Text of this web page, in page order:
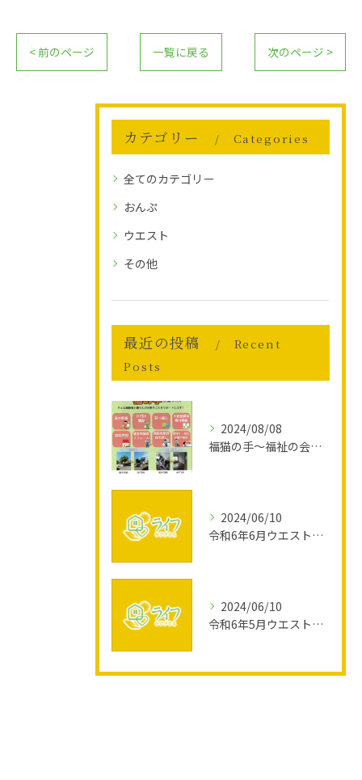
< 前のページ 一覧に戻る 次のページ >
カテゴリー Categories
全てのカテゴリー
おんぷ
ウエスト
その他
最近の投稿
Recent
Posts
2024/08/08
福猫の手～福祉の会社が、猫の手も借りたい高齢者のお困りごとをサポートします～
2024/06/10
令和6年6月ウエスト活動報告
2024/06/10
令和6年5月ウエスト活動報告
お問い合わせはこちら